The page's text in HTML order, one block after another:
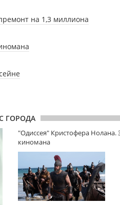
на 1,3 миллиона
ГОРОДА
"Одиссея" Кристофера Нолана.
киномана